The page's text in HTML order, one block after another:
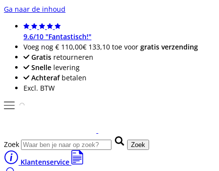
Ga naar de inhoud
9.6/10 "Fantastisch!"
Voeg nog € 110,00€ 133,10 toe voor gratis verzending
Gratis retourneren
Snelle levering
Achterafbetalen
Excl. BTW
Zoek Zoek
Klantenservice